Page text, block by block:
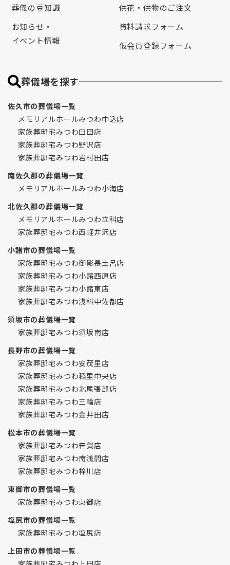
葬儀の豆知識
お知らせ・
イベント情報
供花・供物のご注文
資料請求フォーム
仮会員登録フォーム
葬儀場を探す
佐久市の葬儀場一覧
メモリアルホールみつわ中込店
家族葬邸宅みつわ臼田店
家族葬邸宅みつわ野沢店
家族葬邸宅みつわ岩村田店
南佐久郡の葬儀場一覧
メモリアルホールみつわ小海店
北佐久郡の葬儀場一覧
メモリアルホールみつわ立科店
家族葬邸宅みつわ西軽井沢店
小諸市の葬儀場一覧
家族葬邸宅みつわ御影長土呂店
家族葬邸宅みつわ小諸西原店
家族葬邸宅みつわ小諸東店
家族葬邸宅みつわ浅科中佐都店
須坂市の葬儀場一覧
家族葬邸宅みつわ須坂南店
長野市の葬儀場一覧
家族葬邸宅みつわ安茂里店
家族葬邸宅みつわ稲里中央店
家族葬邸宅みつわ北尾張部店
家族葬邸宅みつわ三輪店
家族葬邸宅みつわ金井田店
松本市の葬儀場一覧
家族葬邸宅みつわ笹賀店
家族葬邸宅みつわ南浅間店
家族葬邸宅みつわ梓川店
東御市の葬儀場一覧
家族葬邸宅みつわ東御店
塩尻市の葬儀場一覧
家族葬邸宅みつわ塩尻店
上田市の葬儀場一覧